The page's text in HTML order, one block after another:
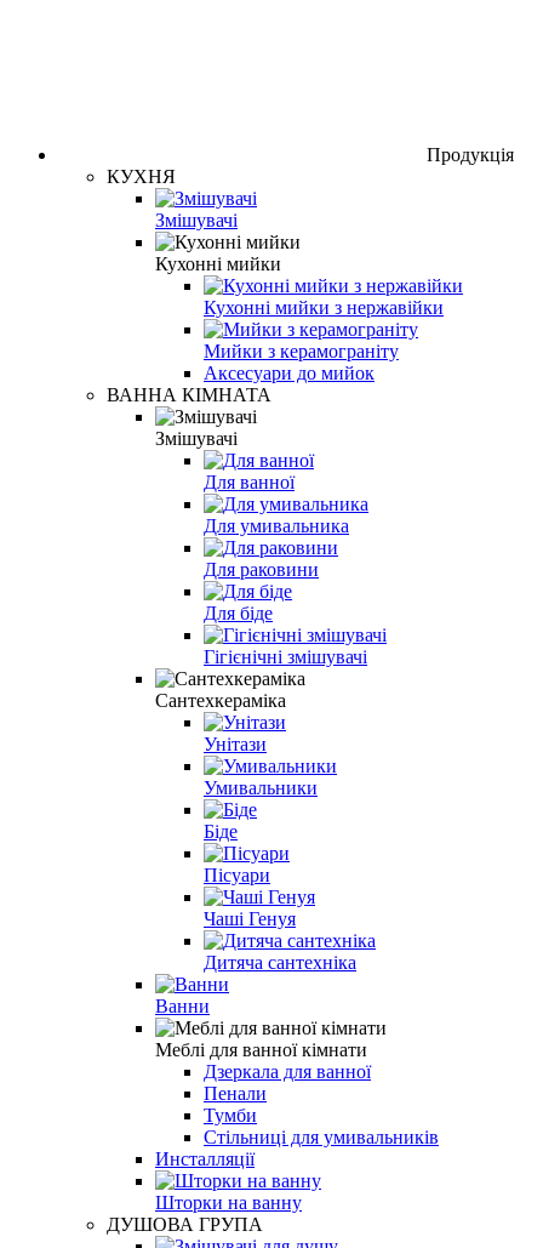
Продукція
КУХНЯ
Змішувачі
Кухонні мийки
Кухонні мийки з нержавійки
Мийки з керамограніту
Аксесуари до мийок
ВАННА КІМНАТА
Змішувачі
Для ванної
Для умивальника
Для раковини
Для біде
Гігієнічні змішувачі
Сантехкераміка
Унітази
Умивальники
Біде
Пісуари
Чаші Генуя
Дитяча сантехніка
Ванни
Меблі для ванної кімнати
Дзеркала для ванної
Пенали
Тумби
Стільниці для умивальників
Инсталляції
Шторки на ванну
ДУШОВА ГРУПА